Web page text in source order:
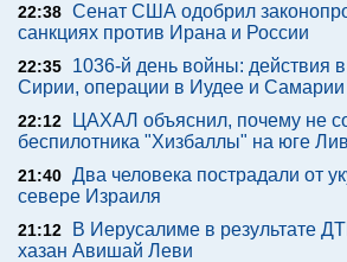
22:38 Сенат США одобрил
санкциях против Ирана и России
22:35
1036-й день войны: действия
Сирии, операции в Иудее и Самарии
22:12
ЦАХАЛ объяснил, почему не
беспилотника "Хизбаллы" на юге
21:40 Два человека пострадали от
севере Израиля
21:12
В Иерусалиме в результате
хазан Авишай Леви